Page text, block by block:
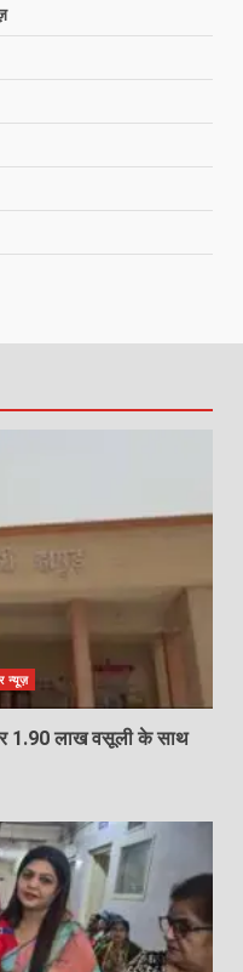
न्यूज़
1.90 लाख वसूली के साथ